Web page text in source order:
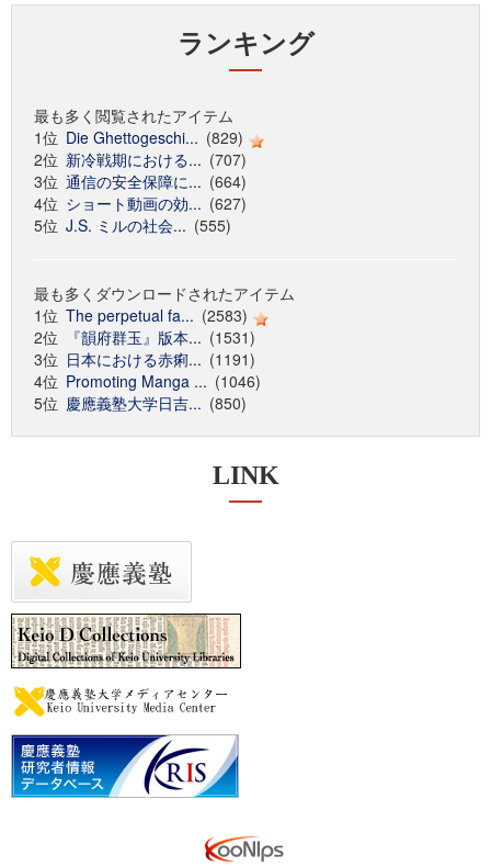
ランキング
最も多く閲覧されたアイテム
1位 Die Ghettogeschi... (829)
2位 新冷戦期における... (707)
3位 通信の安全保障に... (664)
4位 ショート動画の効... (627)
5位 J.S. ミルの社会... (555)
最も多くダウンロードされたアイテム
1位 The perpetual fa... (2583)
2位
『韻府群玉』版本... (1531)
3位 日本における赤痢... (1191)
4位 Promoting Manga ... (1046)
5位 慶應義塾大学日吉... (850)
LINK